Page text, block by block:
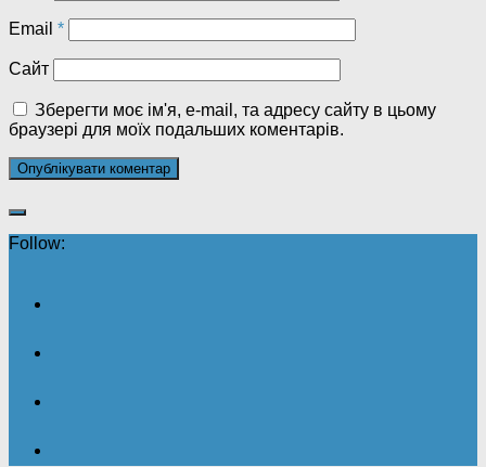
Email *
Сайт
Зберегти моє ім'я, e-mail, та адресу сайту в цьому
браузері для моїх подальших коментарів.
Follow: